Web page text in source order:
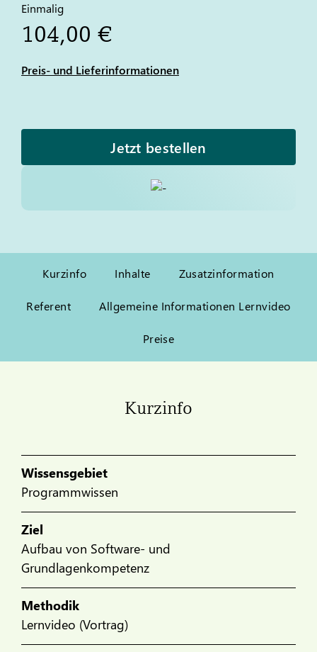
Einmalig
104,00 €
Preis- und Lieferinformationen
Jetzt bestellen
Kurzinfo Inhalte Zusatzinformation
Referent Allgemeine Informationen Lernvideo
Preise
Kurzinfo
Wissensgebiet
Programmwissen
Ziel
Aufbau von Software- und
Grundlagenkompetenz
Methodik
Lernvideo (Vortrag)